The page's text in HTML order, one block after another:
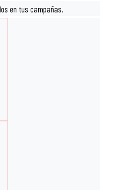
en tus campañas.